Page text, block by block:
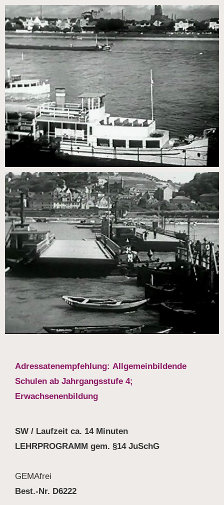
Adressatenempfehlung: Allgemeinbildende
Schulen ab Jahrgangsstufe 4;
Erwachsenenbildung
SW / Laufzeit ca. 14 Minuten
LEHRPROGRAMM gem. §14 JuSchG
GEMAfrei
Best.-Nr. D6222